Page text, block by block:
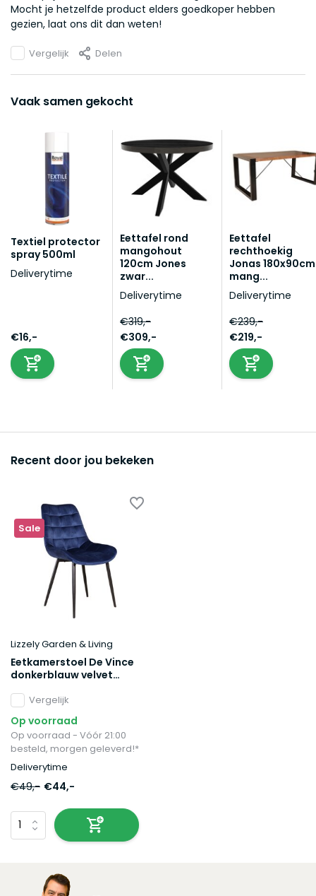
Mocht je hetzelfde product elders goedkoper hebben
gezien, laat ons dit dan weten!
Vergelijk Delen
Vaak samen gekocht
Textiel protector
spray 500ml
Deliverytime
€16,-
Eettafel rond
mangohout
120cm Jones
zwar...
Deliverytime
€319,-
€309,-
Eettafel
rechthoekig
Jonas 180x90cm
mang...
Deliverytime
€239,-
€219,-
Recent door jou bekeken
Sale
Lizzely Garden & Living
Eetkamerstoel De Vince
donkerblauw velvet
Vergelijk
Op voorraad
Op voorraad - Vóór 21:00
besteld, morgen geleverd!*
Deliverytime
€49,- €44,-